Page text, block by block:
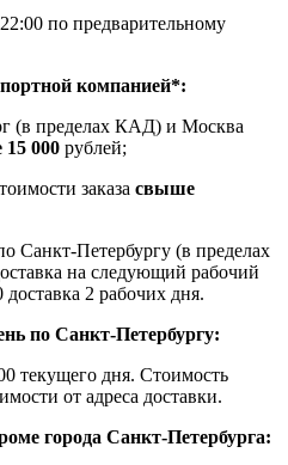
по предварительному
компанией*:
(в пределах КАД) и Москва
000 рублей;
заказа свыше
Санкт-Петербургу (в пределах
на следующий рабочий
доставка 2 рабочих дня.
по Санкт-Петербургу:
текущего дня. Стоимость
от адреса доставки.
города Санкт-Петербурга: